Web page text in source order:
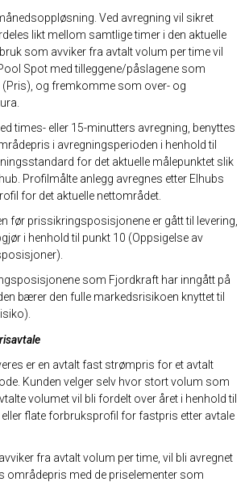
Ved avregning vil sikret
likt mellom samtlige timer i den aktuelle
som avviker fra avtalt volum per time vil
Spot med tilleggene/påslagene som
(Pris), og fremkomme som over- og
times- eller 15-minutters avregning, benyttes
i avregningsperioden i henhold til
for det aktuelle målepunktet slik
Profilmålte anlegg avregnes etter Elhubs
for det aktuelle nettområdet.
før prissikringsposisjonene er gått til levering,
i henhold til punkt 10 (Oppsigelse av
som Fjordkraft har inngått på
bærer den fulle markedsrisikoen knyttet til
er en avtalt fast strømpris for et avtalt
Kunden velger selv hvor stort volum som
volumet vil bli fordelt over året i henhold til
flate forbruksprofil for fastpris etter avtale
fra avtalt volum per time, vil bli avregnet
områdepris med de priselementer som